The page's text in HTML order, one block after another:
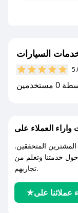
لخدمات
السيارات!
السيارات
المشترين المتحققين.
خدمتنا وتعلم من
تجاربهم.